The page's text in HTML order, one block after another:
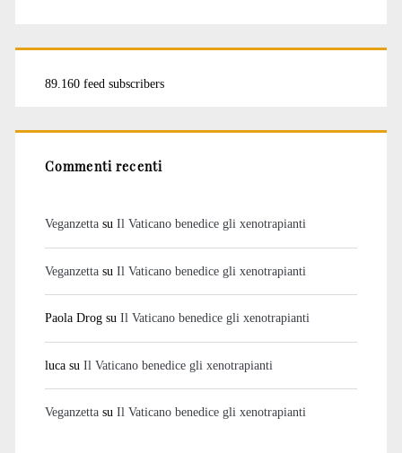
89.160 feed subscribers
Commenti recenti
Veganzettasu Il Vaticano benedice gli xenotrapianti
Veganzettasu Il Vaticano benedice gli xenotrapianti
Paola Drogsu Il Vaticano benedice gli xenotrapianti
lucasu Il Vaticano benedice gli xenotrapianti
Veganzettasu Il Vaticano benedice gli xenotrapianti